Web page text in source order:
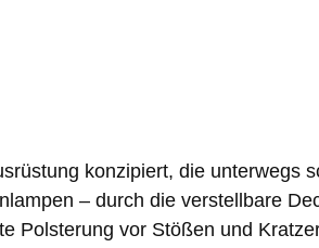
konzipiert, die unterwegs
– durch die verstellbare
Polsterung vor Stößen und